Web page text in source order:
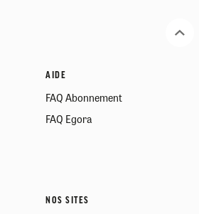
AIDE
FAQ Abonnement
FAQ Egora
NOS SITES